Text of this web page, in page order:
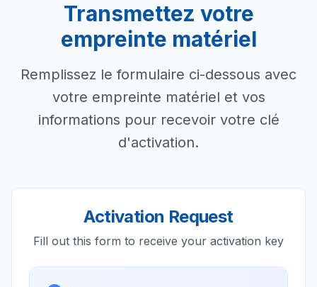
Transmettez votre
empreinte matériel
Remplissez le formulaire ci-dessous avec
votre empreinte matériel et vos
informations pour recevoir votre clé
d'activation.
Activation Request
Fill out this form to receive your activation key